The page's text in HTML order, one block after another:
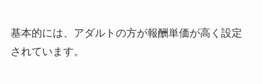
基本的には、アダルトの方が報酬単価が高く設定
されています。